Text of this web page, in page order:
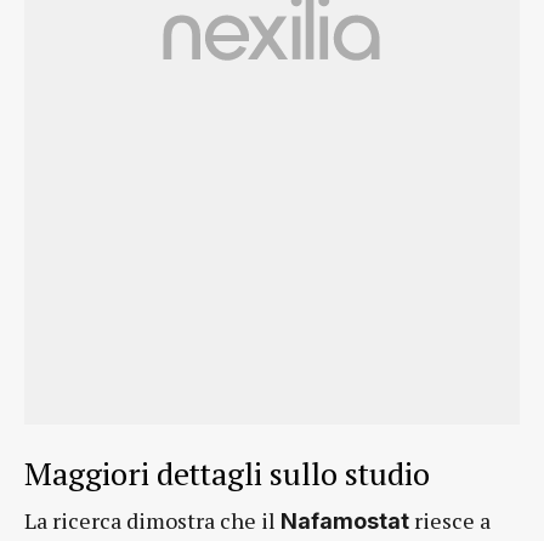
Maggiori dettagli sullo studio
La ricerca dimostra che il Nafamostat riesce a